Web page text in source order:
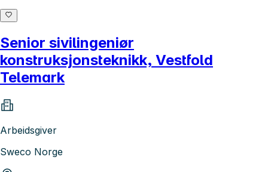
Senior sivilingeniør
konstruksjonsteknikk, Vestfold
Telemark
Arbeidsgiver
Sweco Norge